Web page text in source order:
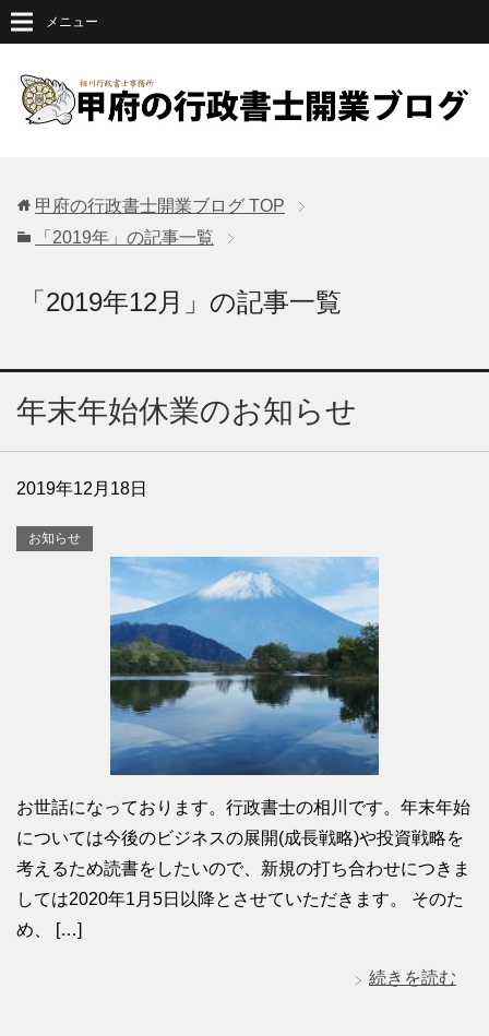
メニュー
甲府の行政書士開業ブログ TOP
「2019年」の記事一覧
「2019年12月」の記事一覧
年末年始休業のお知らせ
2019年12月18日
お知らせ
お世話になっております。行政書士の相川です。年末年始
については今後のビジネスの展開(成長戦略)や投資戦略を
考えるため読書をしたいので、新規の打ち合わせにつきま
しては2020年1月5日以降とさせていただきます。 そのた
め、 […]
続きを読む